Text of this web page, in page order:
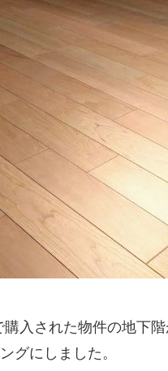
入された物件の地下
グにしました。